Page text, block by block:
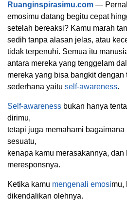
Ruanginspirasimu.com —
emosimu datang begitu cepat
setelah bereaksi? Kamu marah
sedih tanpa alasan jelas, atau
tidak terpenuhi. Semua itu
antara mereka yang tenggelam
mereka yang bisa bangkit dengan
sederhana yaitu self-awareness.
Self-awareness bukan hanya
dirimu,
tetapi juga memahami bagaimana
sesuatu,
kenapa kamu merasakannya, dan
meresponsnya.
Ketika kamu mengenali emosimu,
dikendalikan olehnya.